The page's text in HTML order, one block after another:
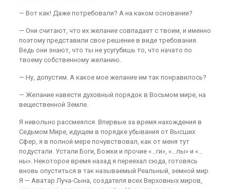
— Вот как! Даже потребовали? А на каком основании?
— Они считают, что их желание совпадает с твоим, и именно
поэтому представили свое решение в виде требования.
Ведь они знают, что ты не усугубишь то, что начато по
твоему собственному желанию.
— Ну, допустим. А какое мое желание им так понравилось?
— Желание навести духовный порядок в Восьмом мире, на
вещественной Земле.
Я невольно рассмеялся. Впервые за время нахождения в
Седьмом Мире, идущем в порядке убывания от Высших
Сфер, я в полной мере почувствовал, как от меня тут
подустали. Устали Боги, Божки и прочие «…ги», «…лы» и «…
ны». Некоторое время назад я переехал сюда, готовясь
вновь опуститься в так называемый Реальный, земной мир.
Я — Аватар Луча-Сына, создателя всех Верховных миров,